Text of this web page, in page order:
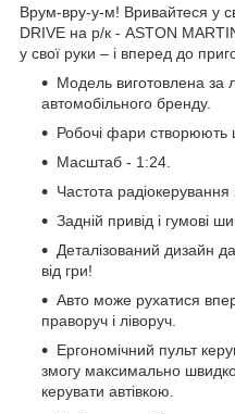
Врум-вру-у-м! Вривайтеся у
DRIVE на р/к - ASTON
у свої руки – і вперед до
Модель виготовлена за
автомобільного бренду.
Робочі фари створюють
Масштаб - 1:24.
Частота радіокерування
Задній привід і гумові
Деталізований дизайн
від гри!
Авто може рухатися
праворуч і ліворуч.
Ергономічний пульт
змогу максимально
керувати автівкою.